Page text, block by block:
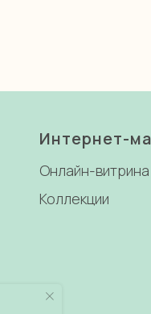
Интернет-
Онлайн-витрина
Коллекции